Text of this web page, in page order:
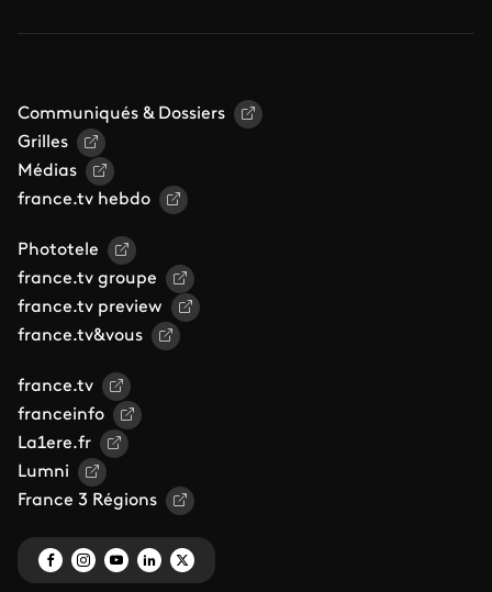
Communiqués & Dossiers
Grilles
Médias
france.tv hebdo
Phototele
france.tv groupe
france.tv preview
france.tv&vous
france.tv
franceinfo
La1ere.fr
Lumni
France 3 Régions